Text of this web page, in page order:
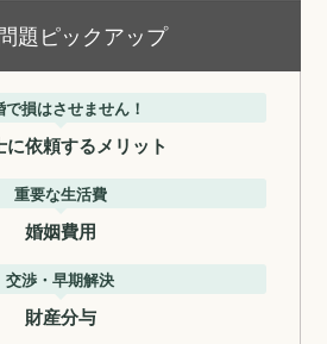
題ピックアップ
で損はさせません！
に依頼するメリット
重要な生活費
婚姻費用
交渉・早期解決
財産分与